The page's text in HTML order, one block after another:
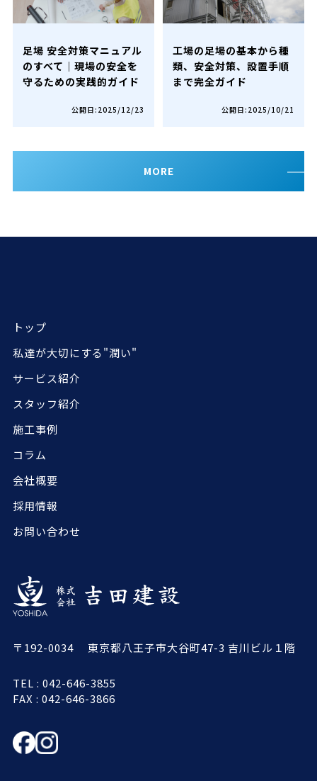
足場 安全対策マニュアル
のすべて｜現場の安全を
守るための実践的ガイド
公開日:2025/12/23
工場の足場の基本から種
類、安全対策、設置手順
まで完全ガイド
公開日:2025/10/21
MORE
〒192-0034 東京都八王子市大谷町47-3 吉川ビル１階
TEL : 042-646-3855
FAX : 042-646-3866
トップ
私達が大切にする"潤い"
サービス紹介
スタッフ紹介
施工事例
コラム
会社概要
採用情報
お問い合わせ